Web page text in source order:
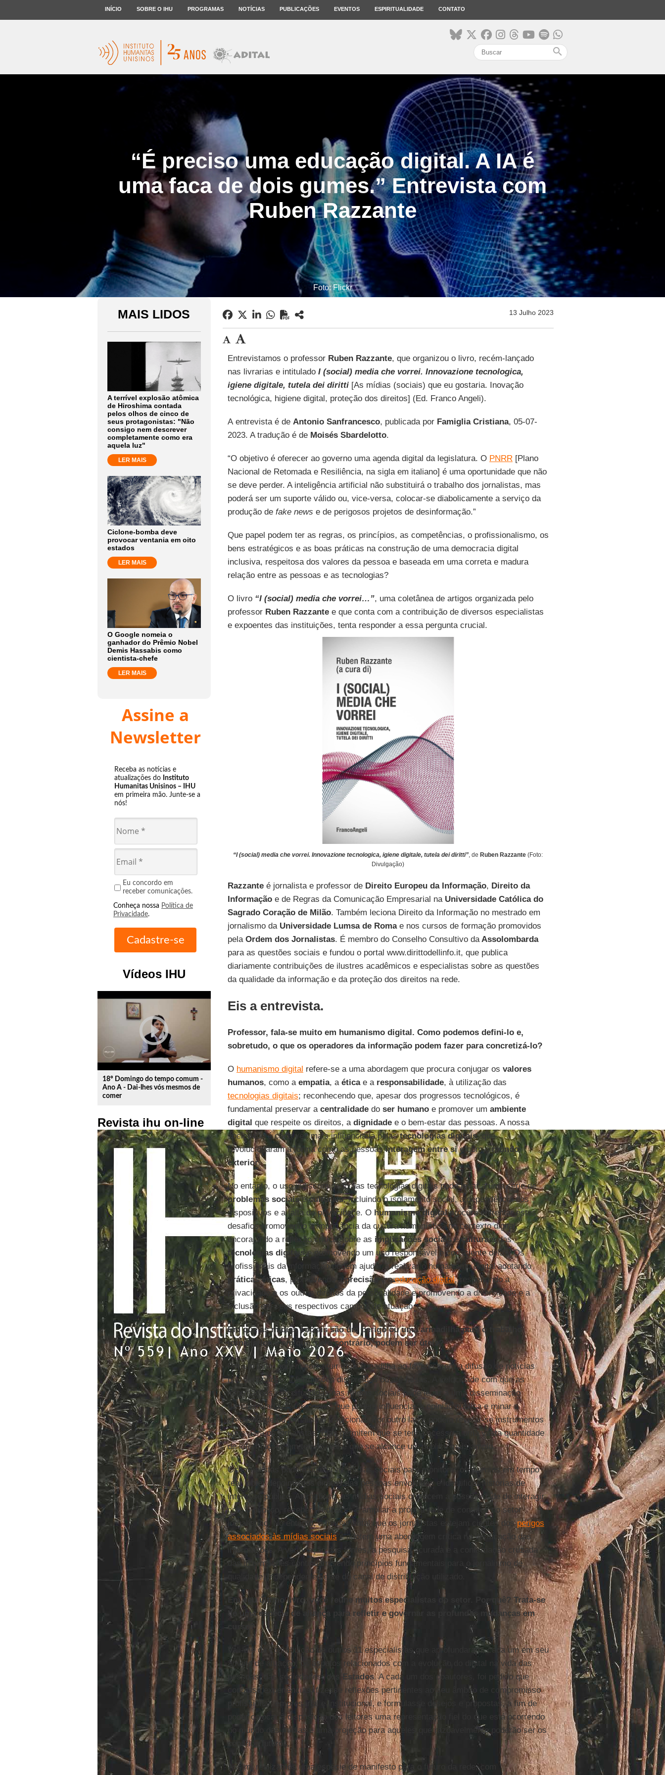
INÍCIO SOBRE O IHU PROGRAMAS NOTÍCIAS PUBLICAÇÕES EVENTOS ESPIRITUALIDADE CONTATO
search
“É preciso uma educação digital. A IA é
uma faca de dois gumes.” Entrevista com
Ruben Razzante
Foto: Flickr
MAIS LIDOS
A terrível explosão atômica
de Hiroshima contada
pelos olhos de cinco de
seus protagonistas: "Não
consigo nem descrever
completamente como era
aquela luz"
LER MAIS
Ciclone-bomba deve
provocar ventania em oito
estados
LER MAIS
O Google nomeia o
ganhador do Prêmio Nobel
Demis Hassabis como
cientista-chefe
LER MAIS
Assine a
Newsletter
Receba as notícias e
atualizações do Instituto
Humanitas Unisinos – IHU
em primeira mão. Junte-se a
nós!
Eu concordo em
receber comunicações.
Conheça nossa Política de
Privacidade.
Vídeos IHU
play_circle_outline
18º Domingo do tempo comum -
Ano A - Dai-lhes vós mesmos de
comer
Revista ihu on-line
13 Julho 2023
Entrevistamos o professor Ruben Razzante, que organizou o livro, recém-lançado
nas livrarias e intitulado I (social) media che vorrei. Innovazione tecnologica,
igiene digitale, tutela dei diritti[As mídias (sociais) que eu gostaria. Inovação
tecnológica, higiene digital, proteção dos direitos] (Ed. Franco Angeli).
A entrevista é de Antonio Sanfrancesco, publicada por Famiglia Cristiana, 05-07-
2023. A tradução é de Moisés Sbardelotto.
“O objetivo é oferecer ao governo uma agenda digital da legislatura. O PNRR[Plano
Nacional de Retomada e Resiliência, na sigla em italiano] é uma oportunidade que não
se deve perder. A inteligência artificial não substituirá o trabalho dos jornalistas, mas
poderá ser um suporte válido ou, vice-versa, colocar-se diabolicamente a serviço da
produção de fake news e de perigosos projetos de desinformação.”
Que papel podem ter as regras, os princípios, as competências, o profissionalismo, os
bens estratégicos e as boas práticas na construção de uma democracia digital
inclusiva, respeitosa dos valores da pessoa e baseada em uma correta e madura
relação entre as pessoas e as tecnologias?
O livro “I (social) media che vorrei…”, uma coletânea de artigos organizada pelo
professor Ruben Razzante e que conta com a contribuição de diversos especialistas
e expoentes das instituições, tenta responder a essa pergunta crucial.
“I (social) media che vorrei. Innovazione tecnologica, igiene digitale, tutela dei diritti”, de Ruben Razzante(Foto:
Divulgação)
Razzanteé jornalista e professor de Direito Europeu da Informação, Direito da
Informaçãoe de Regras da Comunicação Empresarial na Universidade Católica do
Sagrado Coração de Milão. Também leciona Direito da Informação no mestrado em
jornalismo da Universidade Lumsa de Roma e nos cursos de formação promovidos
pela Ordem dos Jornalistas. É membro do Conselho Consultivo daAssolombarda
para as questões sociais e fundou o portal www.dirittodellinfo.it, que publica
diariamente contribuições de ilustres acadêmicos e especialistas sobre as questões
da qualidade da informação e da proteção dos direitos na rede.
Eis a entrevista.
Professor, fala-se muito em humanismo digital. Como podemos defini-lo e,
sobretudo, o que os operadores da informação podem fazer para concretizá-lo?
O humanismo digital refere-se a uma abordagem que procura conjugar os valores
humanos, como a empatia, aéticae aresponsabilidade, à utilização das
tecnologias digitais; reconhecendo que, apesar dos progressos tecnológicos, é
fundamental preservar acentralidadedo ser humanoe promover um ambiente
digital que respeite os direitos, a dignidadee o bem-estar das pessoas. A nossa
sociedade é cada vez mais influenciada pelastecnologias digitais, que
revolucionaram a forma como as pessoasinteragem entre si ecom omundo
exterior.
No entanto, o uso indiscriminado das tecnologias digitais pode levar a uma série de
problemas sociaiseculturais, incluindo o isolamento social, a dependência dos
dispositivos e a falta de privacidade. O humanismo digitalprocura enfrentar estes
desafios promovendo a importância da cultura humanística no contexto digital,
encorajando a reflexão crítica sobre as implicações sociaiseculturaisdas
tecnologias digitaise promovendo um uso responsável e consciente delas. Os
profissionais da informação podem ajudar a realizar o humanismo digital adotando
práticas éticas, promovendo aprecisãoe aeducação digital, respeitando a
privacidade e os outros direitos da personalidade e promovendo a diversidade e a
inclusão em seus respectivos campos de atuação.
Em que as mídias sociais são um perigo ou uma armadilha para o trabalho
jornalístico e em que, pelo contrário, podem ser úteis?
Por um lado, podem constituir uma armadilha ao favorecerem a difusão de notícias
não verificadas, informações distorcidas ou até falsas. A velocidade com que as
informações são difundidas nas mídias sociais pode levar a uma disseminação
descontrolada de fake news, que podem influenciar a opinião pública e minar a
credibilidade do jornalismo tradicional. Por outro lado, podem revelar-se instrumentos
úteis para os jornalistas. Elas permitem que se tenha acesso a uma vasta quantidade
de informações em tempo real e que se alcance um público mais amplo.
Os jornalistas podem utilizar as mídias sociais para monitorar os eventos em tempo
real, obter depoimentos diretos das pessoas envolvidas e identificar histórias de
interesse público. Além disso, as mídias sociais oferecem a possibilidade de interagir
com o público, receber feedbacks e ampliar a própria rede de contatos no setor
jornalístico. No entanto, é fundamental que os jornalistas estejam cientes dosperigos
associados às mídias sociaise adotem uma abordagem crítica na verificação das
informações. A verificação das fontes, a pesquisa acurada e a confirmação cruzada
das informações continuam sendo princípios fundamentais para o jornalismo de
qualidade, independentemente do canal de distribuição utilizado.
Em seu último livro, você reúne muitos especialistas do setor. Por quê? Trata-se
de uma espécie de aliança para refletir e governar as profundas mudanças em
curso?
Vali-me da contribuição de outros 11 especialistas que aprofundaram, cada um em seu
âmbito de atuação, os aspetos relacionados com a evolução do digital na vida das
pessoas, das sociedades, dos Estados. A cada um dos coautores, foi pedido que
contasse experiências, fizesse reflexões pertinentes ao seu âmbito de compromisso
profissional, empresarial e institucional, e formulasse desejos e propostas, a fim de
poder colocar à disposição dos leitores uma representação fiel do que está ocorrendo
no mundo das mídias e uma projeção para aqueles que razoavelmente poderão ser os
cenários futuros.
Assim, realizamos uma espécie de manifesto para o futuro da rede, com